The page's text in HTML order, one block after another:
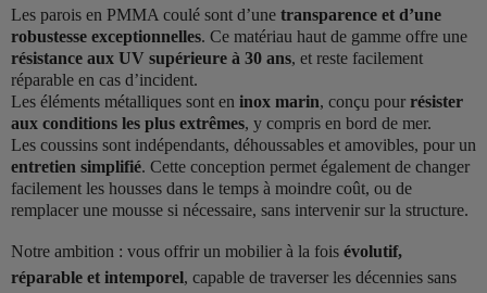
Les parois en PMMA coulé sont d’une transparence et d’une
robustesse exceptionnelles. Ce matériau haut de gamme offre une
résistance aux UV supérieure à 30 ans, et reste facilement
réparable en cas d’incident.
Les éléments métalliques sont en inox marin, conçu pour résister
aux conditions les plus extrêmes, y compris en bord de mer.
Les coussins sont indépendants, déhoussables et amovibles, pour un
entretien simplifié. Cette conception permet également de changer
facilement les housses dans le temps à moindre coût, ou de
remplacer une mousse si nécessaire, sans intervenir sur la structure.
Notre ambition : vous offrir un mobilier à la fois évolutif,
réparable et intemporel, capable de traverser les décennies sans